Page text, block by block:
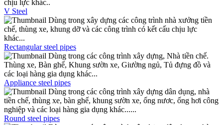
chịu lực khác..
V Steel
Dùng trong xây dựng các công trình nhà xưởng tiền
chế, thùng xe, khung dỡ và các công trình có kết cấu chịu lực
khác...
Rectangular steel pipes
Dùng trong các công trình xây dựng, Nhà tiền chế.
Thùng xe, Bàn ghế, Khung sườn xe, Giường ngủ, Tủ đựng đồ và
các loại hàng gia dụng khác...
Appliance steel pipes
Dùng trong các công trình xây dựng dân dụng, nhà
tiền chế, thùng xe, bàn ghế, khung sườn xe, ống nươc, ống hơi công
nghiệp và các loại hàng gia dụng khác......
Round steel pipes